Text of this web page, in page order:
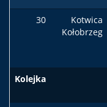
30
Kotwica
Kołobrzeg
Kolejka